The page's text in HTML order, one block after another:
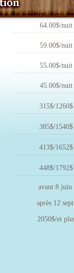
64.00$/nuit
59.00$/nuit
55.00$/nuit
45.00$/nuit
315$/1260$
385$/1540$
413$/1652$
448$/1792$
avant 8 juin
après 12
2050$/et